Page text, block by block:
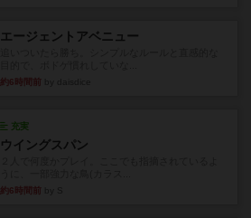
エージェントアベニュー
約6時間前
充実
ウイングスパン
約6時間前